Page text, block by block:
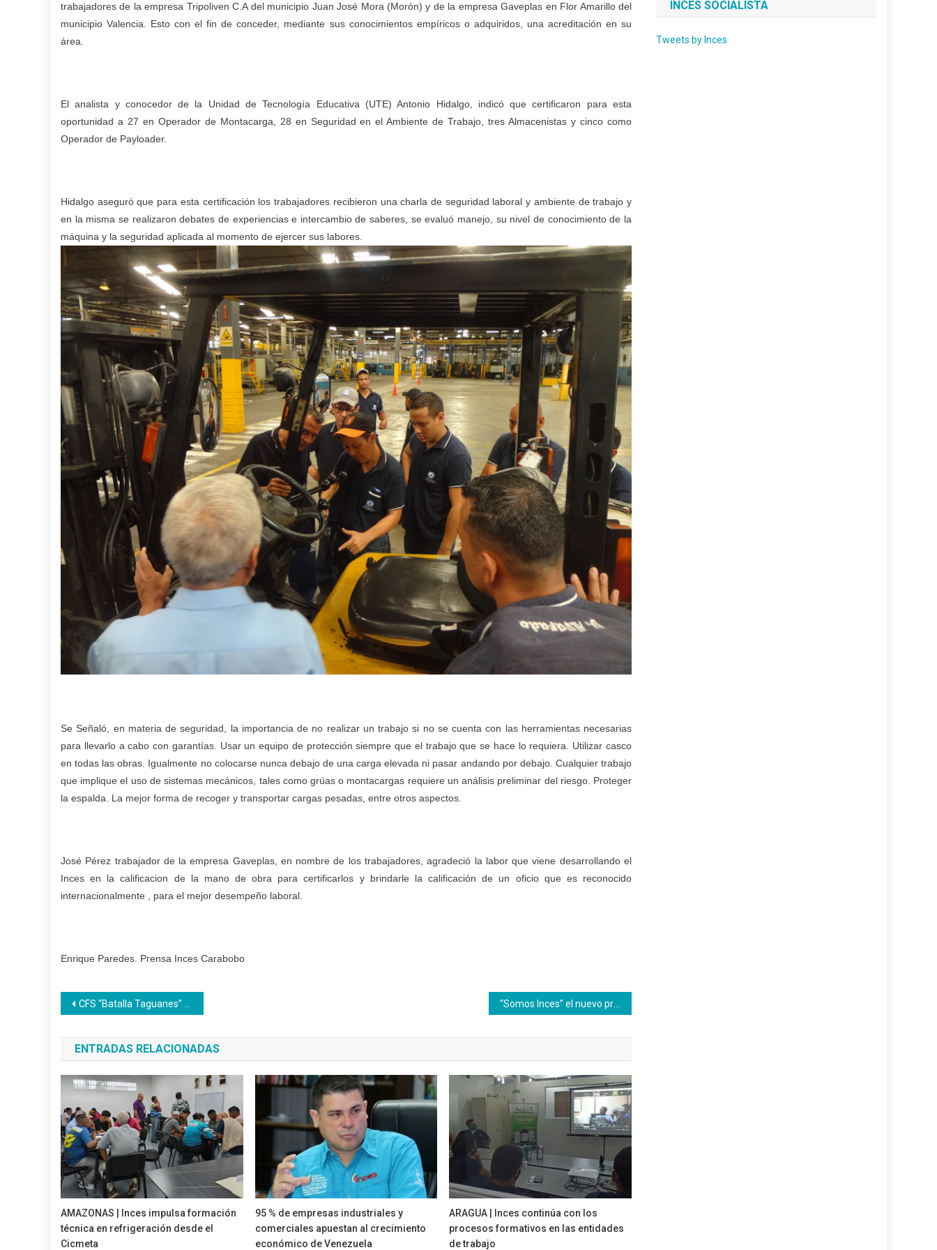
trabajadores de la empresa Tripoliven C.A del municipio Juan José Mora (Morón) y de la empresa Gaveplas en Flor Amarillo del
municipio Valencia. Esto con el fin de conceder, mediante sus conocimientos empíricos o adquiridos, una acreditación en su
área.
El analista y conocedor de la Unidad de Tecnología Educativa (UTE) Antonio Hidalgo, indicó que certificaron para esta
oportunidad a 27 en Operador de Montacarga, 28 en Seguridad en el Ambiente de Trabajo, tres Almacenistas y cinco como
Operador de Payloader.
Hidalgo aseguró que para esta certificación los trabajadores recibieron una charla de seguridad laboral y ambiente de trabajo y
en la misma se realizaron debates de experiencias e intercambio de saberes, se evaluó manejo, su nivel de conocimiento de la
máquina y la seguridad aplicada al momento de ejercer sus labores.
Se Señaló, en materia de seguridad, la importancia de no realizar un trabajo si no se cuenta con las herramientas necesarias
para llevarlo a cabo con garantías. Usar un equipo de protección siempre que el trabajo que se hace lo requiera. Utilizar casco
en todas las obras. Igualmente no colocarse nunca debajo de una carga elevada ni pasar andando por debajo. Cualquier trabajo
que implique el uso de sistemas mecánicos, tales como grúas o montacargas requiere un análisis preliminar del riesgo. Proteger
la espalda. La mejor forma de recoger y transportar cargas pesadas, entre otros aspectos.
José Pérez trabajador de la empresa Gaveplas, en nombre de los trabajadores, agradeció la labor que viene desarrollando el
Inces en la calificacion de la mano de obra para certificarlos y brindarle la calificación de un oficio que es reconocido
internacionalmente , para el mejor desempeño laboral.
Enrique Paredes. Prensa Inces Carabobo
Navegación
de
entradas
CFS “Batalla Taguanes” entregó 100 mesas-sillas más a FEDE
ENTRADAS RELACIONADAS
AMAZONAS | Inces impulsa formación
técnica en refrigeración desde el
Cicmeta
95 % de empresas industriales y
comerciales apuestan al crecimiento
económico de Venezuela
ARAGUA | Inces continúa con los
procesos formativos en las entidades
de trabajo
INCES SOCIALISTA
Tweets by Inces